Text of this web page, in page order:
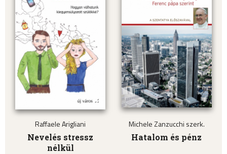
Raffaele Arigliani
Nevelés stressz
nélkül
Michele Zanzucchi szerk.
Hatalom és pénz